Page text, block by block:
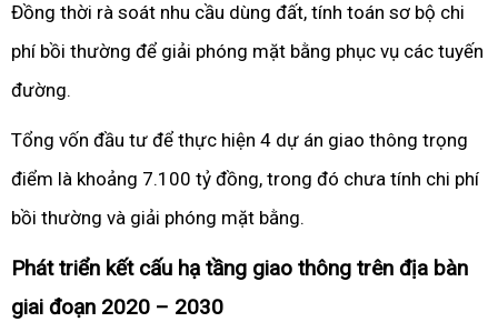
Đồng thời rà soát nhu cầu dùng đất, tính toán sơ bộ chi
phí bồi thường để giải phóng mặt bằng phục vụ các tuyến
đường.
Tổng vốn đầu tư để thực hiện 4 dự án giao thông trọng
điểm là khoảng 7.100 tỷ đồng, trong đó chưa tính chi phí
bồi thường và giải phóng mặt bằng.
Phát triển kết cấu hạ tầng giao thông trên địa bàn
giai đoạn 2020 – 2030